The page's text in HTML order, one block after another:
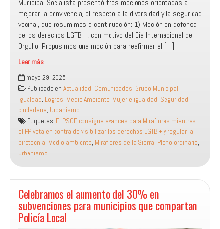
Municipal Socialista presentó tres mociones orientadas a
mejorar la convivencia, el respeto a la diversidad y la seguridad
vecinal, que resumimos a continuación: 1) Moción en defensa
de los derechos LGTBI+, con motivo del Día Internacional del
Orgullo. Propusimos una moción para reafirmar el […]
Leer más
El
PSOE
consigue
avances
para
Miraflores
mientras
el
PP
vota
en
contra
de
visibilizar
los
mayo 29, 2025
Publicado en Actualidad, Comunicados, Grupo Municipal,
igualdad, Logros, Medio Ambiente, Mujer e igualdad, Seguridad
ciudadana, Urbanismo
Etiquetas: El PSOE consigue avances para Miraflores mientras
el PP vota en contra de visibilizar los derechos LGTBI+ y regular la
pirotecnia, Medio ambiente, Miraflores de la Sierra, Pleno ordinario,
urbanismo
Celebramos el aumento del 30% en
subvenciones para municipios que compartan
Policía Local